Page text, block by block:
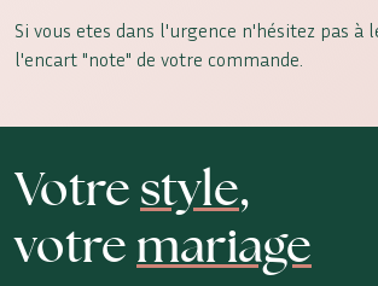
Si vous etes dans l'urgence n'hésitez pas à
l'encart "note" de votre commande.
Votrestyle,
votremariage